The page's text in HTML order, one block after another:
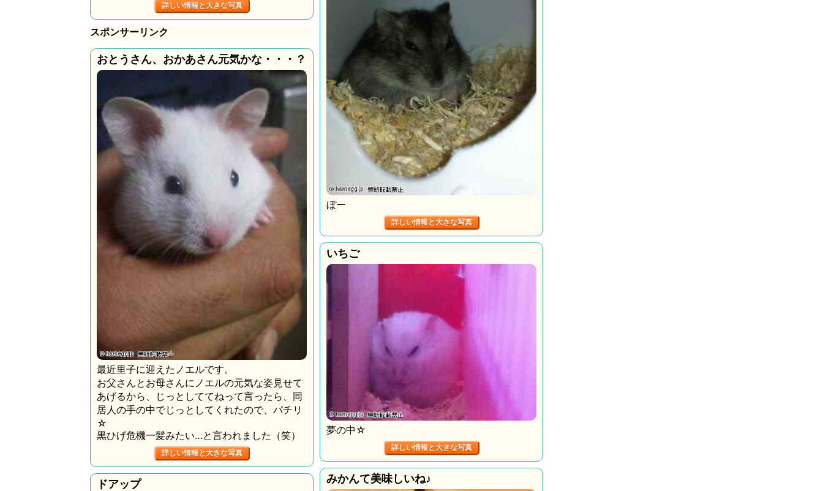
詳しい情報と大きな写真
スポンサーリンク
おとうさん、おかあさん元気かな・・・？
最近里子に迎えたノエルです。
お父さんとお母さんにノエルの元気な姿見せて
あげるから、じっとしててねって言ったら、同
居人の手の中でじっとしてくれたので、パチリ
☆
黒ひげ危機一髪みたい…と言われました（笑）
詳しい情報と大きな写真
ドアップ
ぼー
詳しい情報と大きな写真
いちご
夢の中☆
詳しい情報と大きな写真
みかんて美味しいね♪